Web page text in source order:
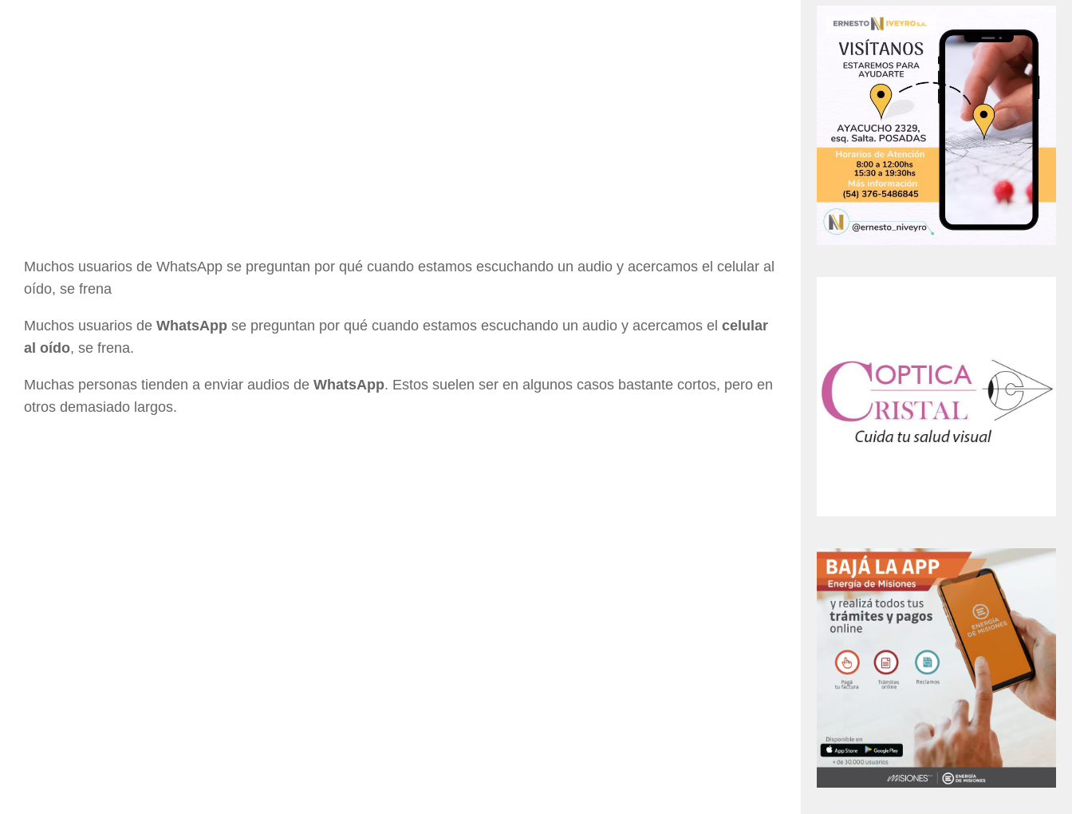
Muchos usuarios de WhatsApp se preguntan por qué cuando estamos escuchando un audio y acercamos el celular al
oído, se frena
Muchos usuarios de WhatsApp se preguntan por qué cuando estamos escuchando un audio y acercamos el celular
al oído, se frena.
Muchas personas tienden a enviar audios de WhatsApp. Estos suelen ser en algunos casos bastante cortos, pero en
otros demasiado largos.